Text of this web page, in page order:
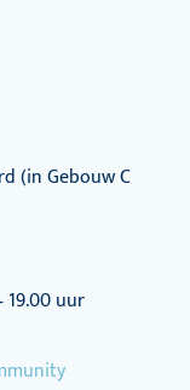
(in Gebouw C
19.00 uur